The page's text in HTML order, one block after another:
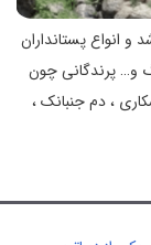
انواع پستانداران
و… پرندگانی چون
، دم جنبانک ،